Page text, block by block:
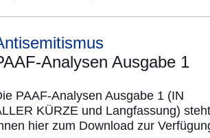
Analysen Ausgabe 1
PAAF-Analysen Ausgabe 1 (IN
KÜRZE und Langfassung) steht
hier zum Download zur